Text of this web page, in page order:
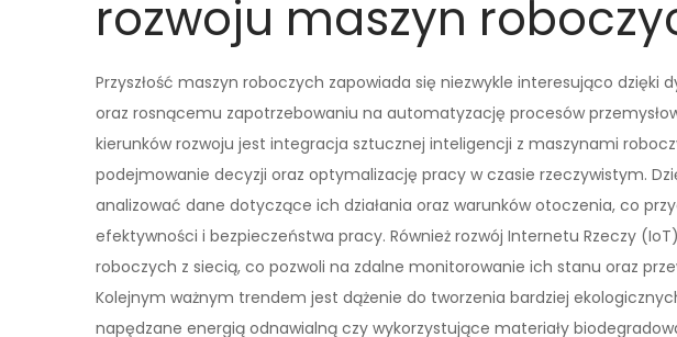
rozwoju maszyn
Przyszłość maszyn roboczych zapowiada się niezwykle interesująco
oraz rosnącemu zapotrzebowaniu na automatyzację procesów
kierunków rozwoju jest integracja sztucznej inteligencji z maszynami
podejmowanie decyzji oraz optymalizację pracy w czasie rzeczywistym.
analizować dane dotyczące ich działania oraz warunków otoczenia, co
efektywności i bezpieczeństwa pracy. Również rozwój Internetu Rzeczy
roboczych z siecią, co pozwoli na zdalne monitorowanie ich stanu oraz
Kolejnym ważnym trendem jest dążenie do tworzenia bardziej
napędzane energią odnawialną czy wykorzystujące materiały